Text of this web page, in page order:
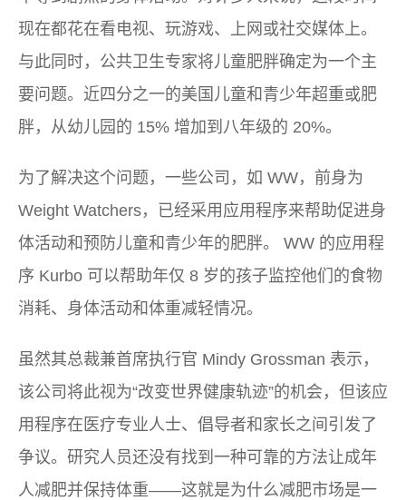
现在都花在看电视、玩游戏、上网或社交媒体上。
与此同时，公共卫生专家将儿童肥胖确定为一个主
要问题。近四分之一的美国儿童和青少年超重或肥
胖，从幼儿园的 15% 增加到八年级的 20%。
为了解决这个问题，一些公司，如 WW，前身为
Weight Watchers，已经采用应用程序来帮助促进身
体活动和预防儿童和青少年的肥胖。 WW 的应用程
序 Kurbo 可以帮助年仅 8 岁的孩子监控他们的食物
消耗、身体活动和体重减轻情况。
虽然其总裁兼首席执行官 Mindy Grossman 表示，
该公司将此视为“改变世界健康轨迹”的机会，但该应
用程序在医疗专业人士、倡导者和家长之间引发了
争议。研究人员还没有找到一种可靠的方法让成年
人减肥并保持体重——这就是为什么减肥市场是一